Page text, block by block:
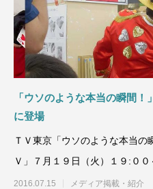
「ウソのような本当の瞬間
に登場
ＴＶ東京「ウソのような本当の
Ｖ」７月１９日（火）１９:０
ン シリ
2016.07.15 メディア掲載・紹介